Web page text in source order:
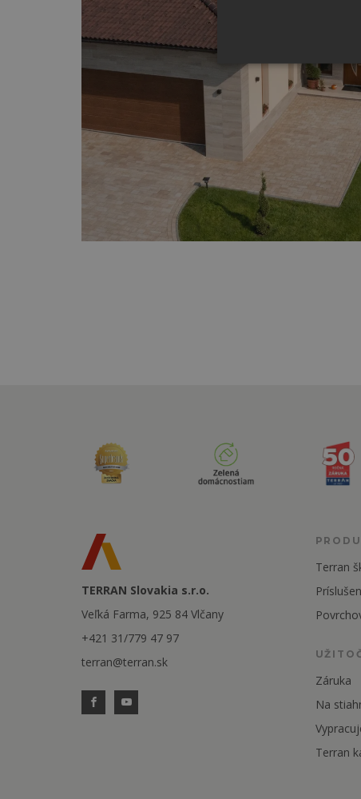
TERRAN Slovakia s.r.o.
Veľká Farma, 925 84 Vlčany
+421 31/779 47 97
terran@terran.sk
Terran
Záruka
Na
Terran